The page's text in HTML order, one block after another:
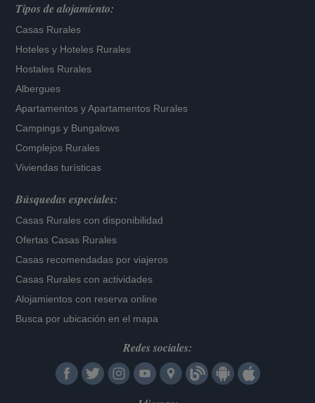
Tipos de alojamiento:
Casas Rurales
Hoteles y Hoteles Rurales
Hostales Rurales
Albergues
Apartamentos yApartamentos Rurales
Campings y Bungalows
Complejos Rurales
Viviendas turísticas
Búsquedas especiales:
Casas Rurales con disponibilidad
Ofertas Casas Rurales
Casas recomendadas por viajeros
Casas Rurales con actividades
Alojamientos con reserva online
Busca por ubicación en el mapa
Redes sociales: